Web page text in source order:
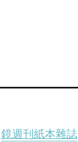
鏡週刊紙本雜誌